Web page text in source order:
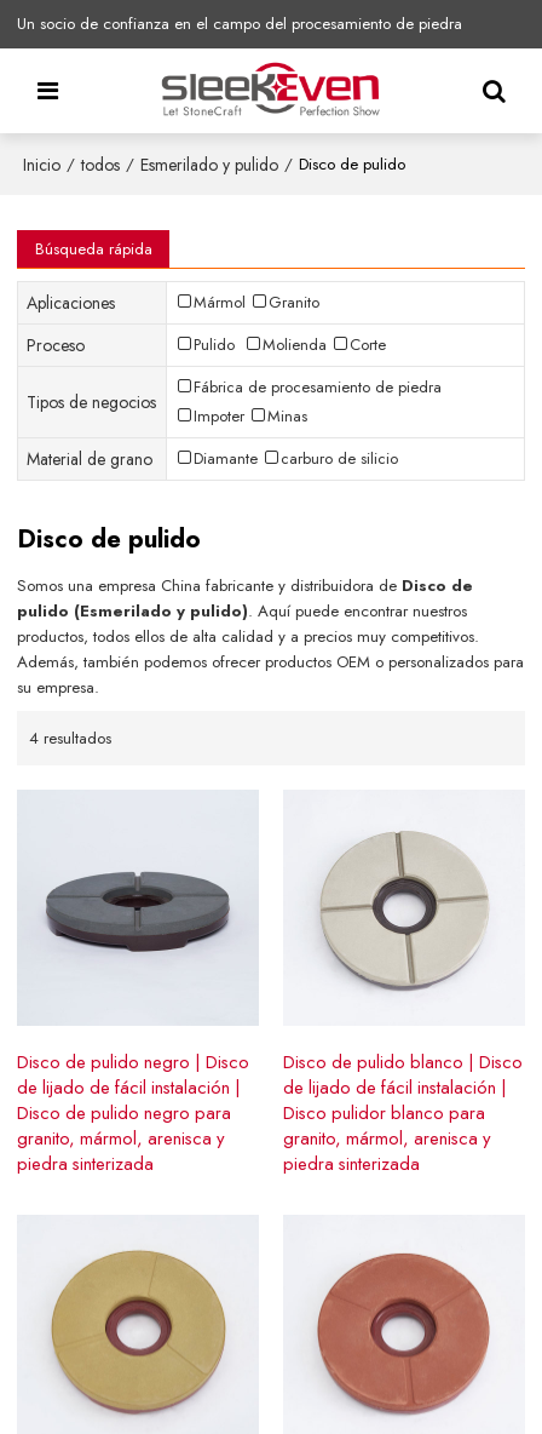
Un socio de confianza en el campo del procesamiento de piedra
Inicio / todos / Esmerilado y pulido / Disco de pulido
Búsqueda rápida
Aplicaciones Mármol Granito
Proceso Pulido Molienda Corte
Tipos de negocios
Fábrica de procesamiento de piedra
Impoter
Minas
Material de grano Diamante carburo de silicio
Disco de pulido
Somos una empresa China fabricante y distribuidora de Disco de
pulido (Esmerilado y pulido). Aquí puede encontrar nuestros
productos, todos ellos de alta calidad y a precios muy competitivos.
Además, también podemos ofrecer productos OEM o personalizados para
su empresa.
4 resultados
Disco de pulido negro | Disco
de lijado de fácil instalación |
Disco de pulido negro para
granito, mármol, arenisca y
piedra sinterizada
Disco de pulido blanco | Disco
de lijado de fácil instalación |
Disco pulidor blanco para
granito, mármol, arenisca y
piedra sinterizada